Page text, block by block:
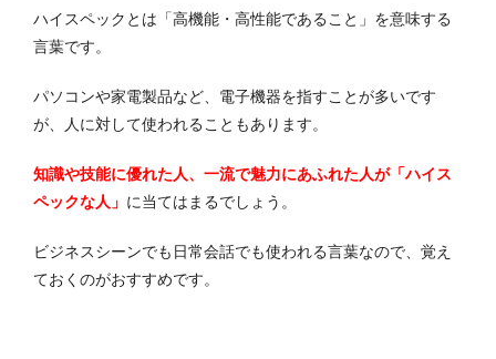
ハイスペックとは「高機能・高性能であること」を意味する
言葉です。
パソコンや家電製品など、電子機器を指すことが多いです
が、人に対して使われることもあります。
知識や技能に優れた人、一流で魅力にあふれた人が「ハイス
ペックな人」 に当てはまるでしょう。
ビジネスシーンでも日常会話でも使われる言葉なので、覚え
ておくのがおすすめです。